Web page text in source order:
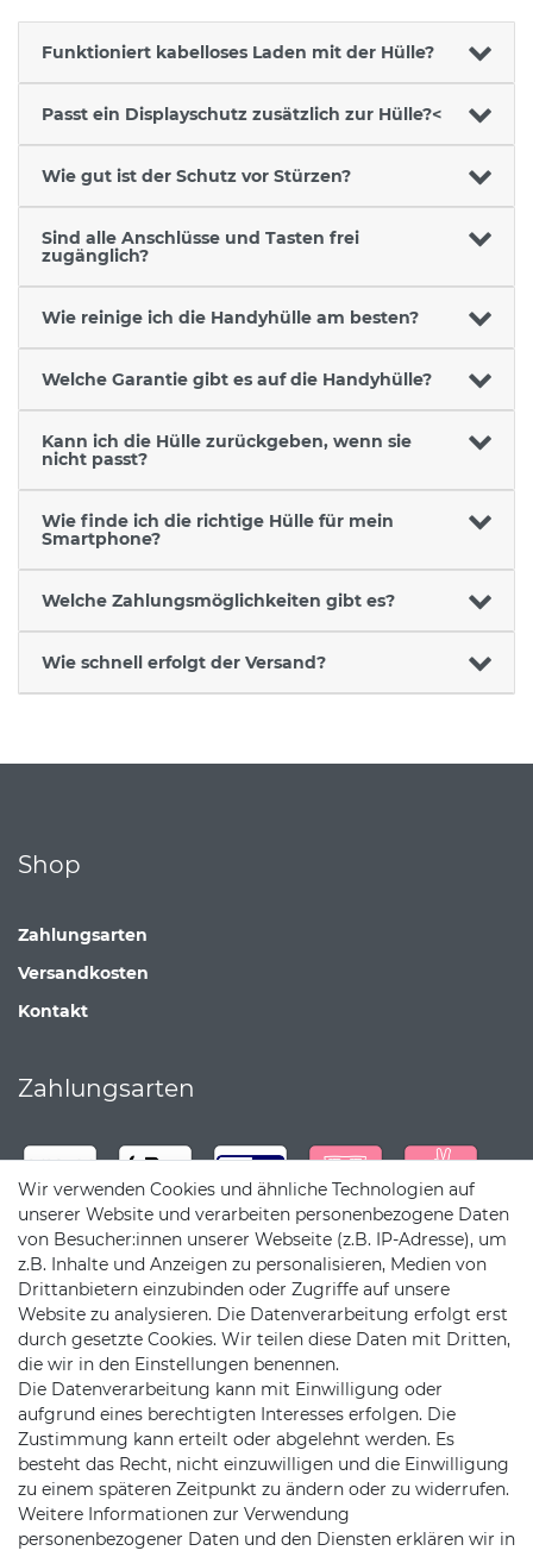
Funktioniert kabelloses Laden mit der Hülle?
Passt ein Displayschutz zusätzlich zur Hülle?<
Wie gut ist der Schutz vor Stürzen?
Sind alle Anschlüsse und Tasten frei
zugänglich?
Wie reinige ich die Handyhülle am besten?
Welche Garantie gibt es auf die Handyhülle?
Kann ich die Hülle zurückgeben, wenn sie
nicht passt?
Wie finde ich die richtige Hülle für mein
Smartphone?
Welche Zahlungsmöglichkeiten gibt es?
Wie schnell erfolgt der Versand?
Shop
Zahlungsarten
Versandkosten
Kontakt
Zahlungsarten
Versandpartner
Wir verwenden Cookies und ähnliche Technologien auf
unserer Website und verarbeiten personenbezogene Daten
von Besucher:innen unserer Webseite (z.B. IP-Adresse), um
z.B. Inhalte und Anzeigen zu personalisieren, Medien von
Drittanbietern einzubinden oder Zugriffe auf unsere
Website zu analysieren. Die Datenverarbeitung erfolgt erst
durch gesetzte Cookies. Wir teilen diese Daten mit Dritten,
die wir in den Einstellungen benennen.
Die Datenverarbeitung kann mit Einwilligung oder
aufgrund eines berechtigten Interesses erfolgen. Die
Zustimmung kann erteilt oder abgelehnt werden. Es
besteht das Recht, nicht einzuwilligen und die Einwilligung
zu einem späteren Zeitpunkt zu ändern oder zu widerrufen.
Weitere Informationen zur Verwendung
personenbezogener Daten und den Diensten erklären wir in